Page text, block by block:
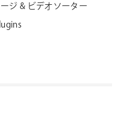
ジ & ビデオソーター